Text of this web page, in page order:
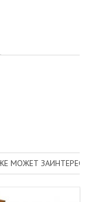
МОЖЕТ